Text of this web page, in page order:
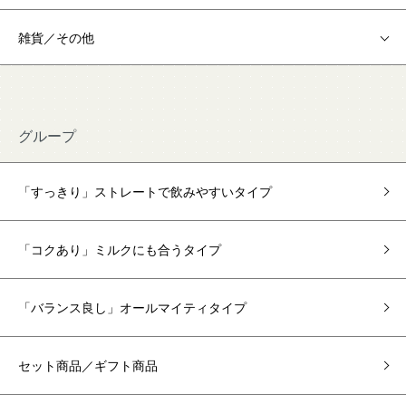
雑貨／その他
グループ
「すっきり」ストレートで飲みやすいタイプ
「コクあり」ミルクにも合うタイプ
「バランス良し」オールマイティタイプ
セット商品／ギフト商品